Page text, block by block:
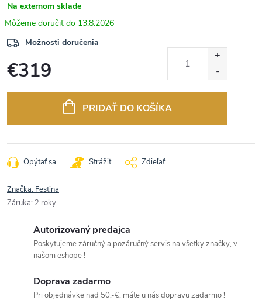
Na externom sklade
13.8.2026
Možnosti doručenia
€319
PRIDAŤ DO KOŠÍKA
Opýtať sa Strážiť Zdieľať
Značka: Festina
Záruka: 2 roky
Autorizovaný predajca
Poskytujeme záručný a pozáručný servis na všetky značky, v
našom eshope !
Doprava zadarmo
Pri objednávke nad 50,-€, máte u nás dopravu zadarmo !